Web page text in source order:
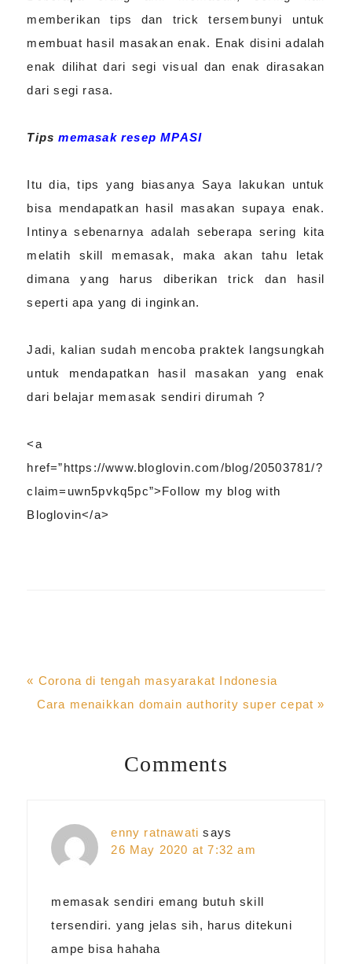
memberikan tips dan trick tersembunyi untuk
membuat hasil masakan enak. Enak disini adalah
enak dilihat dari segi visual dan enak dirasakan
dari segi rasa.
Tips memasak resep MPASI
Itu dia, tips yang biasanya Saya lakukan untuk
bisa mendapatkan hasil masakan supaya enak.
Intinya sebenarnya adalah seberapa sering kita
melatih skill memasak, maka akan tahu letak
dimana yang harus diberikan trick dan hasil
seperti apa yang di inginkan.
Jadi, kalian sudah mencoba praktek langsungkah
untuk mendapatkan hasil masakan yang enak
dari belajar memasak sendiri dirumah ?
<a
href=”https://www.bloglovin.com/blog/20503781/?
claim=uwn5pvkq5pc”>Follow my blog with
Bloglovin</a>
Previous
Post:
« Corona di tengah masyarakat Indonesia
Next
Cara menaikkan domain authority super cepat »
Comments
enny ratnawati says
26 May 2020 at 7:32 am
memasak sendiri emang butuh skill
tersendiri. yang jelas sih, harus ditekuni
ampe bisa hahaha